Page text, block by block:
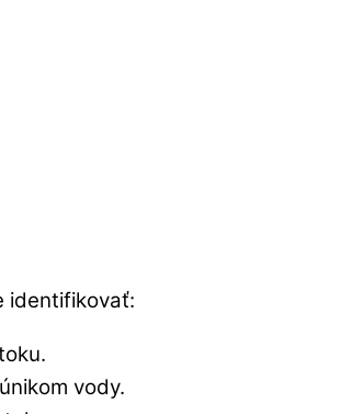
identifikovať:
vody.